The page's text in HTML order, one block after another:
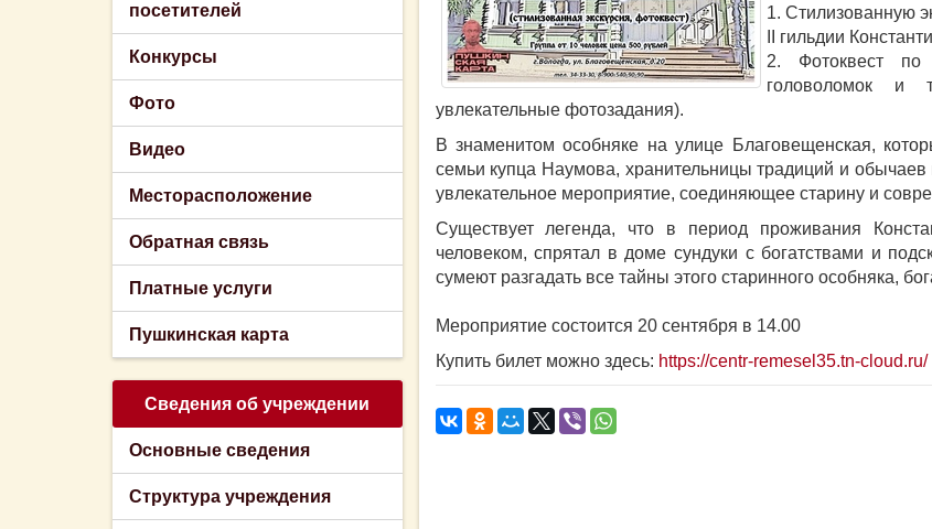
1. Стилизованную
II гильдии
2. Фотоквест по
головоломок и
увлекательные фотозадания).
В знаменитом особняке на улице Благовещенская,
семьи купца Наумова, хранительницы традиций и обычаев
увлекательное мероприятие, соединяющее старину и
Существует легенда, что в период проживания
человеком, спрятал в доме сундуки с богатствами и
сумеют разгадать все тайны этого старинного особняка,
Мероприятие состоится 20 сентября в 14.00
Купить билет можно здесь: https://centr-remesel35.tn-cloud.ru/
посетителей
Конкурсы
Фото
Видео
Месторасположение
Обратная связь
Платные услуги
Пушкинская карта
Сведения об учреждении
Основные сведения
Структура учреждения